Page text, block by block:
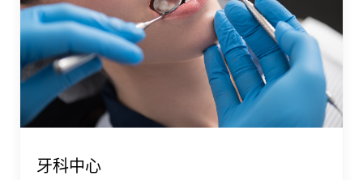
牙科中心